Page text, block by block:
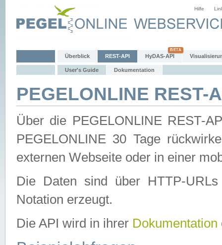
Hilfe
Überblick REST-API HyDAS-API
User's Guide Dokumentation
PEGELONLINE REST-
Über die PEGELONLINE REST-
PEGELONLINE 30 Tage
externen Webseite oder in einer
Die Daten sind über HTTP-
Notation erzeugt.
Die API wird in ihrer Dokumentation